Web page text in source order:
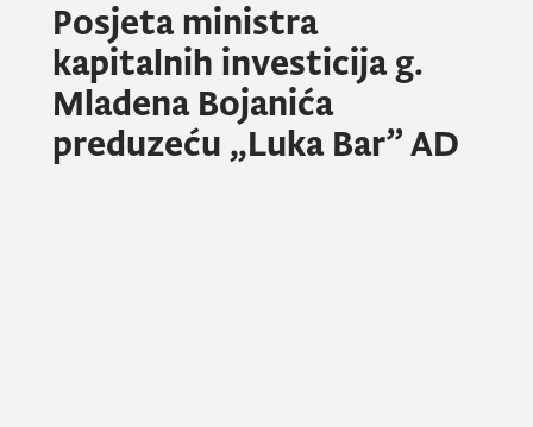
Posjeta ministra
kapitalnih investicija g.
Mladena Bojanića
preduzeću „Luka Bar” AD